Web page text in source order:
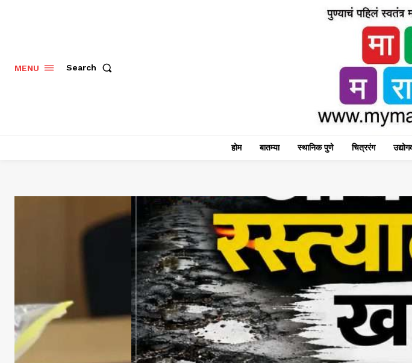
MENU Search
होम बातम्या स्थानिक पुणे चित्ररंग